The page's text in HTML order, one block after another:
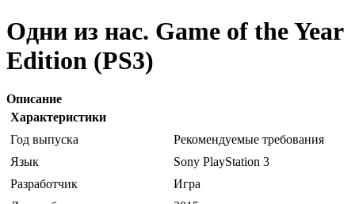
Одни из нас. Game of the Year
Edition (PS3)
Описание
Характеристики
Год выпуска
Рекомендуемые требования
Язык
Sony PlayStation 3
Разработчик
Игра